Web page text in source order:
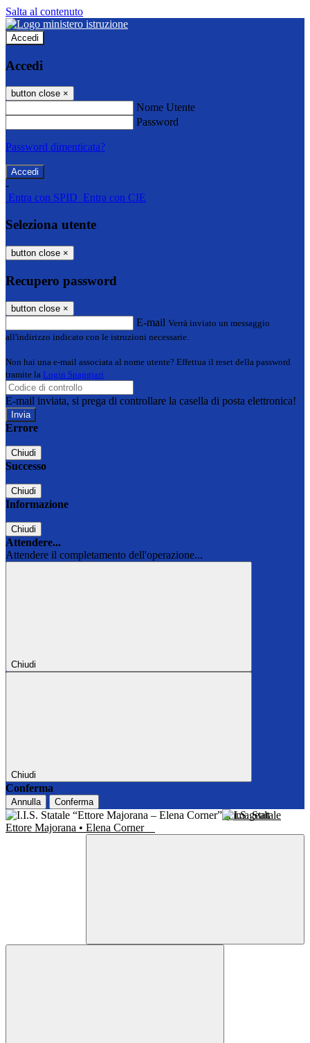
Salta al contenuto
Accedi
Accedi
button close ×
Nome Utente
Password
Password dimenticata?
-
Entra con SPID Entra con CIE
Seleziona utente
button close ×
Recupero password
button close ×
E-mail Verrà inviato un messaggio
all'indirizzo indicato con le istruzioni necessarie.
Non hai una e-mail associata al nome utente? Effettua il reset della password
tramite la Login Spaggiari
E-mail inviata, si prega di controllare la casella di posta elettronica!
Errore
Chiudi
Successo
Chiudi
Informazione
Chiudi
Attendere...
Attendere il completamento dell'operazione...
Chiudi
Chiudi
Conferma
Annulla Conferma
I.I.S. Statale
Ettore Majorana • Elena Corner